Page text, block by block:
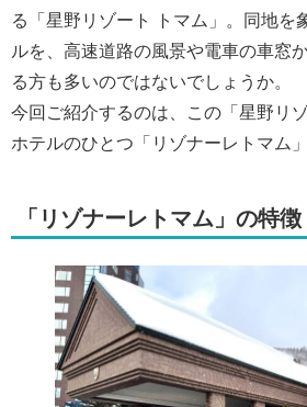
る「星野リゾート トマム」。同地を
ルを、高速道路の風景や電車の車窓
る方も多いのではないでしょうか。
今回ご紹介するのは、この「星野リ
ホテルのひとつ「リゾナーレトマム」
「リゾナーレトマム」の特徴